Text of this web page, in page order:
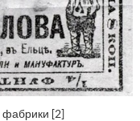
фабрики [2]